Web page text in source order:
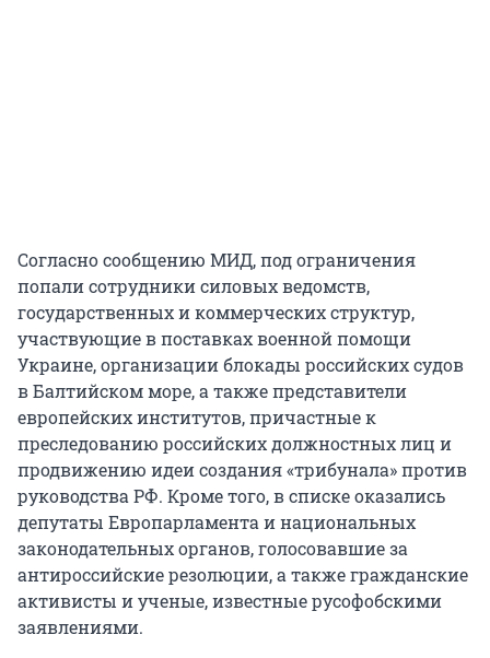
Согласно сообщению МИД, под ограничения
попали сотрудники силовых ведомств,
государственных и коммерческих структур,
участвующие в поставках военной помощи
Украине, организации блокады российских судов
в Балтийском море, а также представители
европейских институтов, причастные к
преследованию российских должностных лиц и
продвижению идеи создания «трибунала» против
руководства РФ. Кроме того, в списке оказались
депутаты Европарламента и национальных
законодательных органов, голосовавшие за
антироссийские резолюции, а также гражданские
активисты и ученые, известные русофобскими
заявлениями.